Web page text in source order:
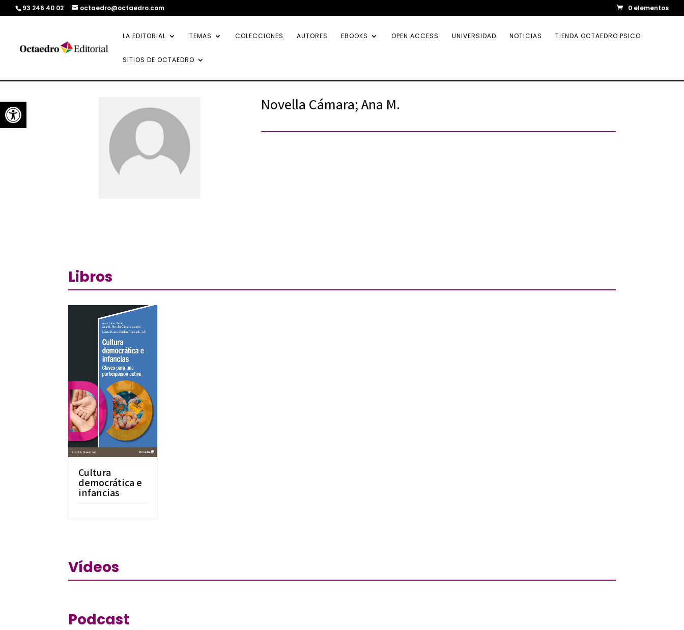
Abrir barra de herramientas
93 246 40 02 octaedro@octaedro.com 0 elementos
LA EDITORIAL TEMAS COLECCIONES AUTORES EBOOKS OPEN ACCESS UNIVERSIDAD NOTICIAS TIENDA OCTAEDRO PSICO
SITIOS DE OCTAEDRO
Novella Cámara; Ana M.
Libros
Cultura
democrática e
infancias
Vídeos
Podcast